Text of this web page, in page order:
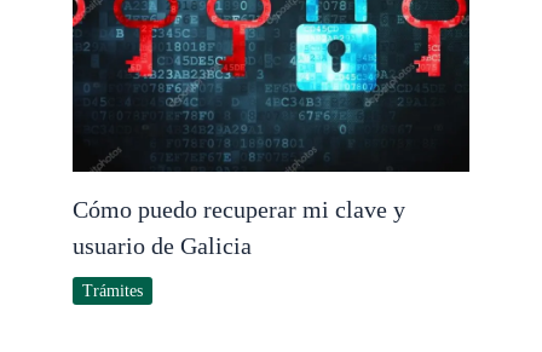
Cómo puedo recuperar mi clave y
usuario de Galicia
Trámites